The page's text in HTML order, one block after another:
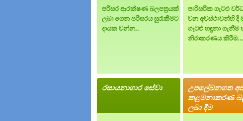
පරිසර ආරක්ෂණ බලපත්‍රයක්
ලබා ගෙන පරිසරය සුරැකීමට
දායක වන්න..
පාරිසරික ගැටළු
වන අවස්ථාවන්හි දී
ගැටළු හඳුනා ගැනීම
නිරාකරණය කිරීම...
රසායනාගාර සේවා
උපලේඛනගත
කළමනාකරණ
ලබා දීම